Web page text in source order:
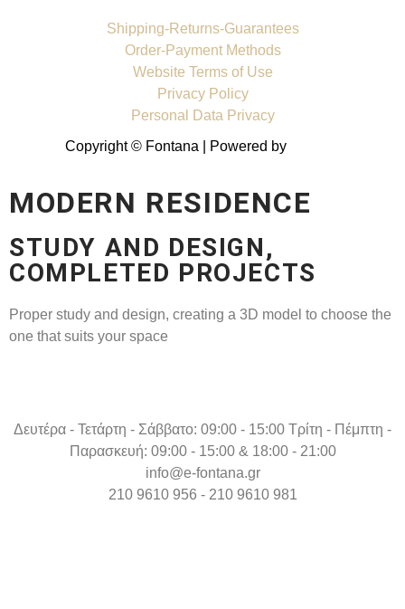
Shipping-Returns-Guarantees
Order-Payment Methods
Website Terms of Use
Privacy Policy
Personal Data Privacy
Copyright © Fontana | Powered by
MODERN RESIDENCE
STUDY AND DESIGN,
COMPLETED PROJECTS
Proper study and design, creating a 3D model to choose the
one that suits your space
Δευτέρα - Τετάρτη - Σάββατο: 09:00 - 15:00 Τρίτη - Πέμπτη -
Παρασκευή: 09:00 - 15:00 & 18:00 - 21:00
info@e-fontana.gr
210 9610 956 - 210 9610 981